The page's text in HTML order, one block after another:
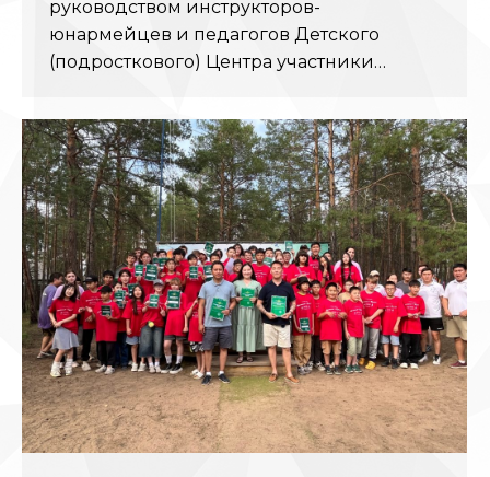
руководством инструкторов-
юнармейцев и педагогов Детского
(подросткового) Центра участники…